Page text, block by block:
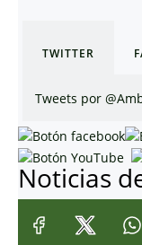
TWITTER
Tweets por
Noticias